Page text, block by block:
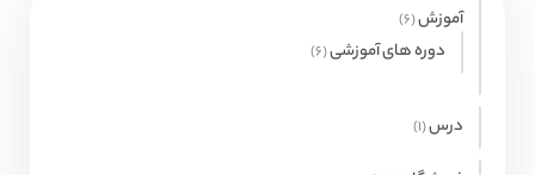
آموزش 6
6
محصول
دوره های آموزشی 6
6
درس 1
1